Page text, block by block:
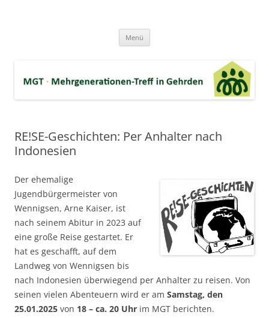
Menü
RE!SE-Geschichten: Per Anhalter nach
Indonesien
Der ehemalige
Jugendbürgermeister von
Wennigsen, Arne Kaiser, ist
nach seinem Abitur in 2023 auf
eine große Reise gestartet. Er
hat es geschafft, auf dem
Landweg von Wennigsen bis
nach Indonesien überwiegend per Anhalter zu reisen. Von
seinen vielen Abenteuern wird er am Samstag, den
25.01.2025 von 18 – ca. 20 Uhr im MGT berichten.